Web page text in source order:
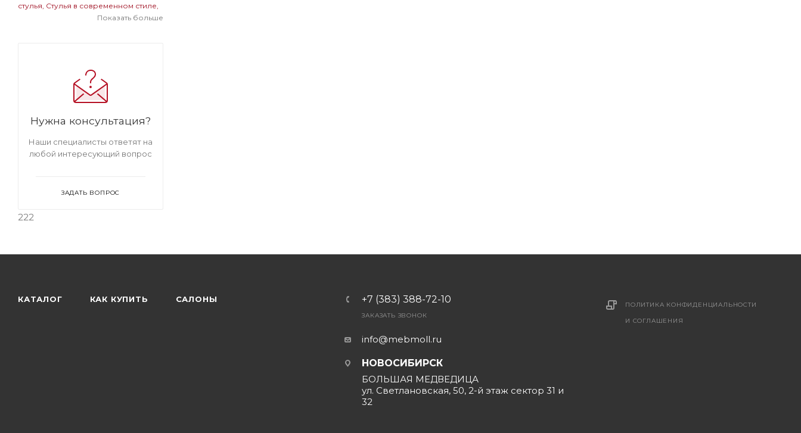
стулья Стулья в современном стиле
Мягкие стулья на металлокаркасе
Показать больше
Нужна консультация?
Наши специалисты ответят на
любой интересующий вопрос
ЗАДАТЬ ВОПРОС
222
КАТАЛОГ КАК КУПИТЬ САЛОНЫ +7 (383) 388-72-10
ЗАКАЗАТЬ ЗВОНОК
info@mebmoll.ru
НОВОСИБИРСК
БОЛЬШАЯ МЕДВЕДИЦА
ул. Светлановская, 50, 2-й этаж сектор 31 и
32
ПОЛИТИКА КОНФИДЕНЦИАЛЬНОСТИ
И СОГЛАШЕНИЯ